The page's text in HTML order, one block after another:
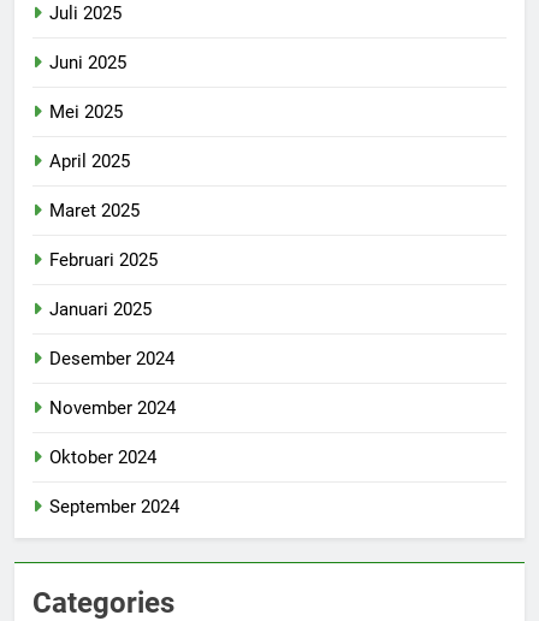
Juli 2025
Juni 2025
Mei 2025
April 2025
Maret 2025
Februari 2025
Januari 2025
Desember 2024
November 2024
Oktober 2024
September 2024
Categories